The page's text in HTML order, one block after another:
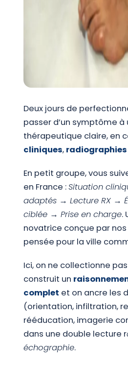
Deux jours de
passer d’un symptôme à
thérapeutique claire, en
cliniques, radiographies
En petit groupe, vous
en France :Situation
adaptés → Lecture RX →
ciblée → Prise en charge.
novatrice conçue par nos
pensée pour la ville
Ici, on ne collectionne
construit un
complet et on ancre les
(orientation, infiltration,
rééducation, imagerie
dans une double lecture r
échographie.